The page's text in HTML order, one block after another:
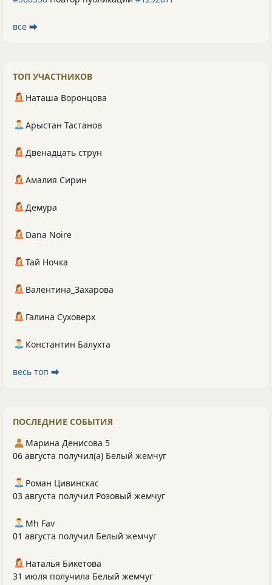
все ⮕
ТОП УЧАСТНИКОВ
Наташа Воронцова
Арыстан Тастанов
Двенадцать струн
Амалия Сирин
Демура
Dana Noire
Тай Ночка
Валентина_Захарова
Галина Суховерх
Константин Балухта
весь топ ⮕
ПОСЛЕДНИЕ СОБЫТИЯ
Марина Денисова 5
06 августа получил(а) Белый жемчуг
Роман Цивинскас
03 августа получил Розовый жемчуг
Mh Fav
01 августа получил Белый жемчуг
Наталья Бикетова
31 июля получила Белый жемчуг